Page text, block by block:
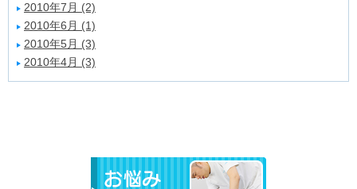
2010年7月 (2)
2010年6月 (1)
2010年5月 (3)
2010年4月 (3)